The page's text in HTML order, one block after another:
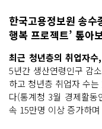
한국고용정보원 송수
행복 프로젝트’ 톺아
최근 청년층의 취업자
5년간 생산연령인구 감
하고 청년층 취업자 수
다(통계청 3월 경제활
속 15만명 이상 증가하